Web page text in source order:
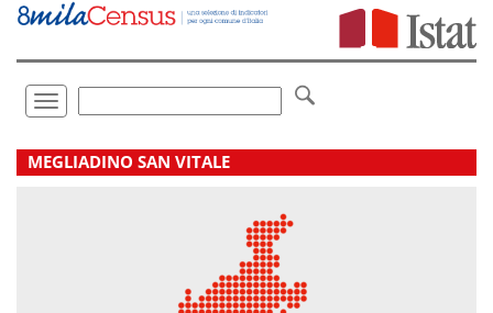
Vai
direttamente
Toggle
navigation
.
MEGLIADINO SAN VITALE